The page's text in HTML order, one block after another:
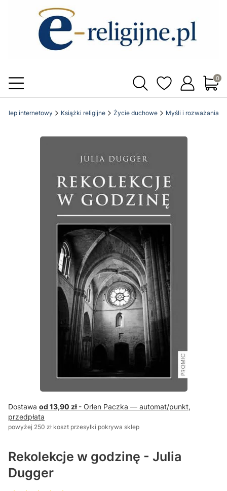
internetowy Książki religijne Życie duchowe Myśli i rozważania
Dostawa od 13,90 zł - Orlen Paczka — automat/punkt,
przedpłata
powyżej 250 zł koszt przesyłki pokrywa sklep
Rekolekcje w godzinę - Julia
Dugger